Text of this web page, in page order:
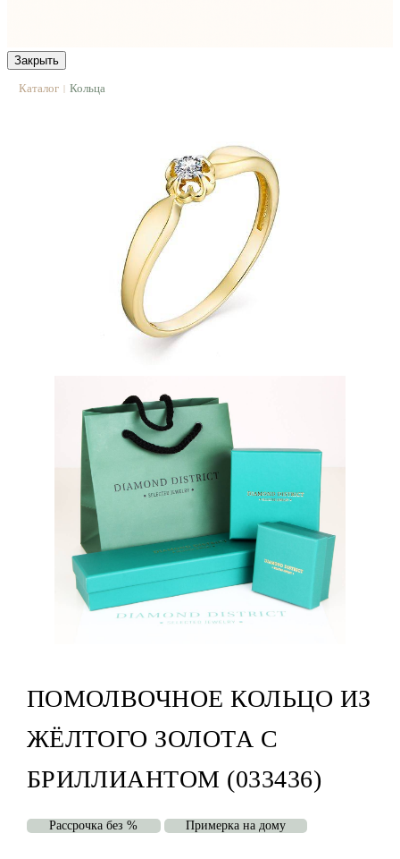
Закрыть
Каталог | Кольца
ПОМОЛВОЧНОЕ КОЛЬЦО ИЗ
ЖЁЛТОГО ЗОЛОТА С
БРИЛЛИАНТОМ (033436)
Рассрочка без % Примерка на дому